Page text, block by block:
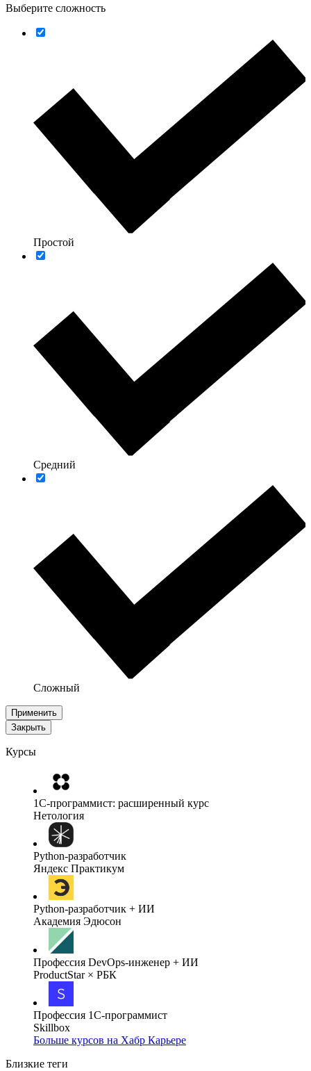
Выберите сложность
Простой
Средний
Сложный
Применить
Закрыть
Курсы
1C-программист: расширенный курс
Нетология
Python-разработчик
Яндекс Практикум
Python-разработчик + ИИ
Академия Эдюсон
Профессия DevOps-инженер + ИИ
ProductStar × РБК
Профессия 1С-программист
Skillbox
Больше курсов на Хабр Карьере
Близкие теги